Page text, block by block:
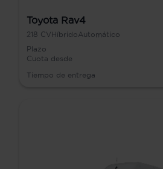
Toyota Rav4
218 CVHíbridoAutomático
Plazo
Cuota desde
Tiempo de entrega